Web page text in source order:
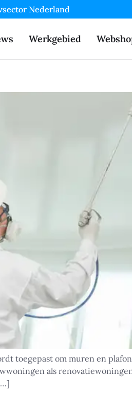
Nederland
Werkgebied
toegepast om muren en
als